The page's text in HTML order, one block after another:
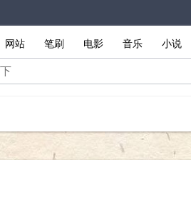
网站 笔刷 电影 音乐 小说